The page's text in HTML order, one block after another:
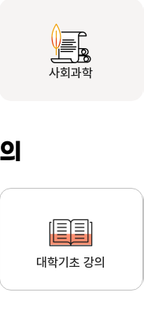
사회과학
대학기초 강의